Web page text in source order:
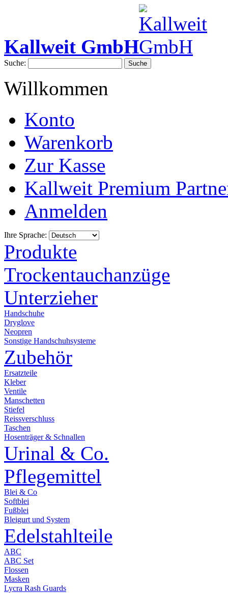
Kallweit GmbH
Suche: Suche
Willkommen
Konto
Warenkorb
Zur Kasse
Kallweit Premium
Anmelden
Ihre Sprache:
Produkte
Trockentauchanzüge
Unterzieher
Handschuhe
Dryglove
Neopren
Sonstige Handschuhsysteme
Zubehör
Ersatzteile
Kleber
Ventile
Manschetten
Stiefel
Reissverschluss
Taschen
Hosenträger & Schnallen
Urinal & Co.
Pflegemittel
Blei & Co
Softblei
Fußblei
Bleigurt und System
Edelstahlteile
ABC
ABC Set
Flossen
Masken
Lycra Rash Guards